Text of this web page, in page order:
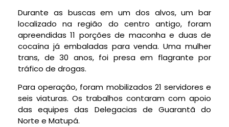
Durante as buscas em um dos alvos, um bar
localizado na região do centro antigo, foram
apreendidas 11 porções de maconha e duas de
cocaína já embaladas para venda. Uma mulher
trans, de 30 anos, foi presa em flagrante por
tráfico de drogas.
Para operação, foram mobilizados 21 servidores e
seis viaturas. Os trabalhos contaram com apoio
das equipes das Delegacias de Guarantã do
Norte e Matupá.